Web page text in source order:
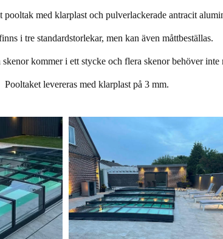
med klarplast och pulverlackerade antracit
i tre standardstorlekar, men kan även måttbeställas.
kommer i ett stycke och flera skenor behöver inte
Pooltaket levereras med klarplast på 3 mm.